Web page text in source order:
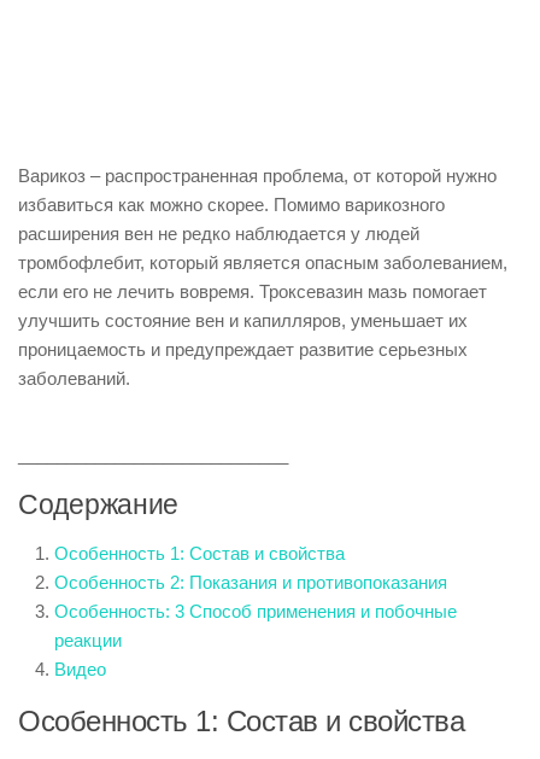
Варикоз – распространенная проблема, от которой нужно
избавиться как можно скорее. Помимо варикозного
расширения вен не редко наблюдается у людей
тромбофлебит, который является опасным заболеванием,
если его не лечить вовремя. Троксевазин мазь помогает
улучшить состояние вен и капилляров, уменьшает их
проницаемость и предупреждает развитие серьезных
заболеваний.
Содержание
Особенность 1: Состав и свойства
Особенность 2: Показания и противопоказания
Особенность: 3 Способ применения и побочные
реакции
Видео
Особенность 1: Состав и свойства